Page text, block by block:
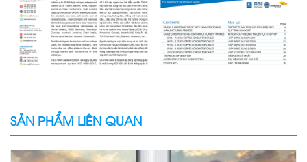
SẢN PHẨM LIÊN QUAN